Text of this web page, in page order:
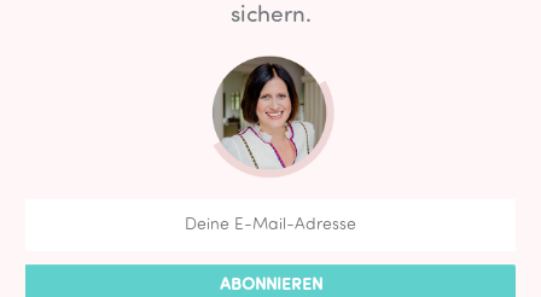
sichern.
ABONNIEREN